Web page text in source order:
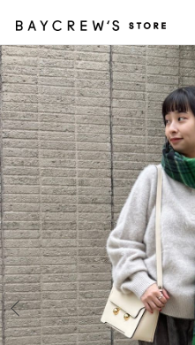
Prev